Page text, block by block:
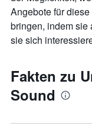
Angebote für
bringen, indem sie
sie sich
Fakten zu
Sound